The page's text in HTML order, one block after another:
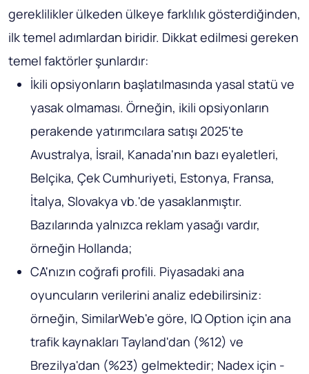
gereklilikler ülkeden ülkeye farklılık gösterdiğinden,
ilk temel adımlardan biridir. Dikkat edilmesi gereken
temel faktörler şunlardır:
İkili opsiyonların başlatılmasında yasal statü ve
yasak olmaması. Örneğin, ikili opsiyonların
perakende yatırımcılara satışı 2025'te
Avustralya, İsrail, Kanada'nın bazı eyaletleri,
Belçika, Çek Cumhuriyeti, Estonya, Fransa,
İtalya, Slovakya vb.'de yasaklanmıştır.
Bazılarında yalnızca reklam yasağı vardır,
örneğin Hollanda;
CA'nızın coğrafi profili. Piyasadaki ana
oyuncuların verilerini analiz edebilirsiniz:
örneğin, SimilarWeb'e göre, IQ Option için ana
trafik kaynakları Tayland'dan (%12) ve
Brezilya'dan (%23) gelmektedir; Nadex için -